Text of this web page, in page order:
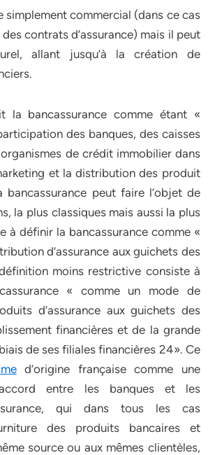
simplement commercial (dans ce cas
contrats d’assurance) mais il peut
allant jusqu’à la création de
la bancassurance comme étant «
des banques, des caisses
de crédit immobilier dans
et la distribution des produit
bancassurance peut faire l’objet de
la plus classiques mais aussi la plus
à définir la bancassurance comme «
d’assurance aux guichets des
moins restrictive consiste à
« comme un mode de
d’assurance aux guichets des
financières et de la grande
de ses filiales financières 24». Ce
d’origine française comme une
entre les banques et les
qui dans tous les cas
des produits bancaires et
source ou aux mêmes clientèles,